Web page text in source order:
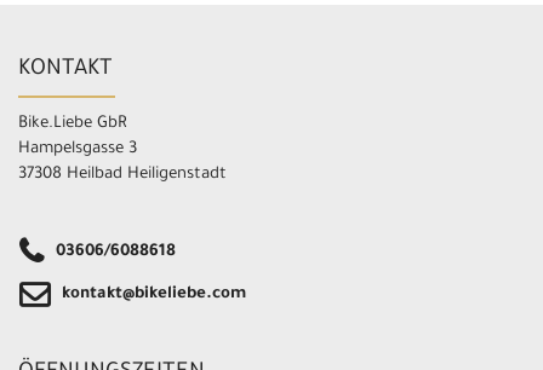
KONTAKT
Bike.Liebe GbR
Hampelsgasse 3
37308 Heilbad Heiligenstadt
03606/6088618
kontakt@bikeliebe.com